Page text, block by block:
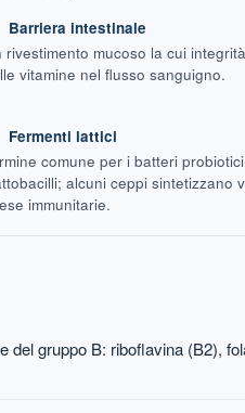
Barriera intestinale
rivestimento mucoso la cui
vitamine nel flusso sanguigno.
Fermenti lattici
comune per i batteri
alcuni ceppi sintetizzano
immunitarie.
gruppo B: riboflavina (B2),